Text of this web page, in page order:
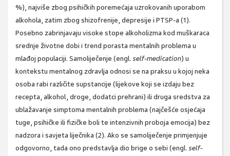
%), najviše zbog psihičkih poremećaja uzrokovanih uporabom
alkohola, zatim zbog shizofrenije, depresije i PTSP-a (1).
Posebno zabrinjavaju visoke stope alkoholizma kod muškaraca
srednje životne dobi i trend porasta mentalnih problema u
mlađoj populaciji. Samoliječenje (engl. self-medication) u
kontekstu mentalnog zdravlja odnosi se na praksu u kojoj neka
osoba rabi različite supstancije (lijekove koji se izdaju bez
recepta, alkohol, droge, dodatci prehrani) ili druga sredstva za
ublažavanje simptoma mentalnih problema (najčešće osjećaja
tuge, psihičke ili fizičke boli te intenzivnih proboja emocija) bez
nadzora i savjeta liječnika (2). Ako se samoliječenje primjenjuje
odgovorno, tada ono predstavlja dio brige o sebi (engl. self-